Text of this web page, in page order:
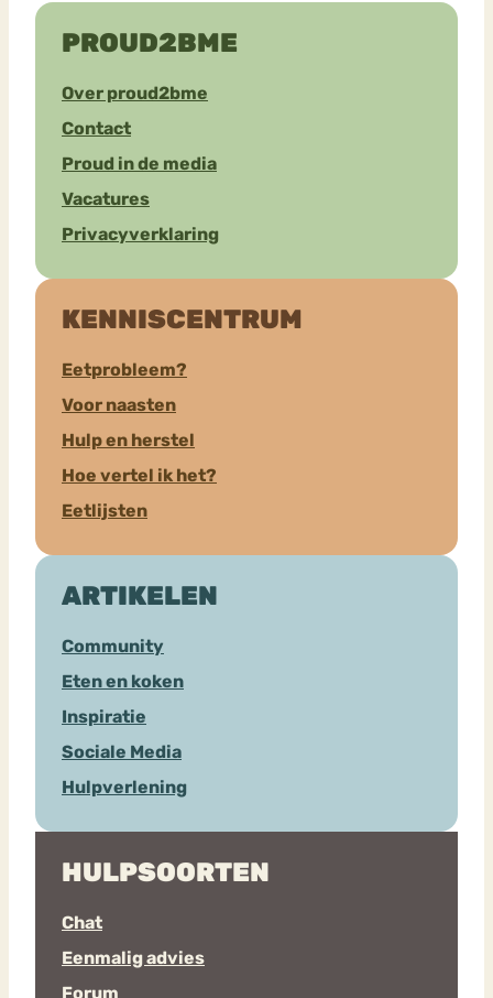
PROUD2BME
Over proud2bme
Contact
Proud in de media
Vacatures
Privacyverklaring
KENNISCENTRUM
Eetprobleem?
Voor naasten
Hulp en herstel
Hoe vertel ik het?
Eetlijsten
ARTIKELEN
Community
Eten en koken
Inspiratie
Sociale Media
Hulpverlening
HULPSOORTEN
Chat
Eenmalig advies
Forum